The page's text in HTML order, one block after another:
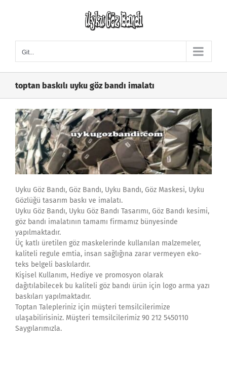
Git...
toptan baskılı uyku göz bandı imalatı
Uyku Göz Bandı, Göz Bandı, Uyku Bandı, Göz Maskesi, Uyku
Gözlüğü tasarım baskı ve imalatı.
Uyku Göz Bandı, Uyku Göz Bandı Tasarımı, Göz Bandı kesimi,
göz bandı imalatının tamamı firmamız bünyesinde
yapılmaktadır.
Üç katlı üretilen göz maskelerinde kullanılan malzemeler,
kaliteli regule emtia, insan sağlığına zarar vermeyen eko-
teks belgeli baskılardır.
Kişisel Kullanım, Hediye ve promosyon olarak
dağıtılabilecek bu kaliteli göz bandı ürün için logo arma yazı
baskıları yapılmaktadır.
Toptan Talepleriniz için müşteri temsilcilerimize
ulaşabilirisiniz. Müşteri temsilcilerimiz 90 212 5450110
Saygılarımızla.